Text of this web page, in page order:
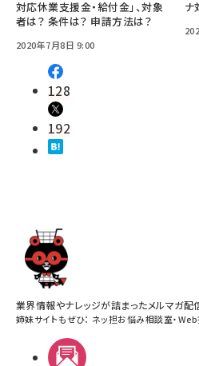
対応休業支援金・給付金」、対象
者は？ 条件は？ 申請方法は？
2020年7月8日 9:00
128
192
ナ
業界情報やナレッジが詰まったメルマガ配
姉妹サイトもぜひ： ネッ担お悩み相談室・Web